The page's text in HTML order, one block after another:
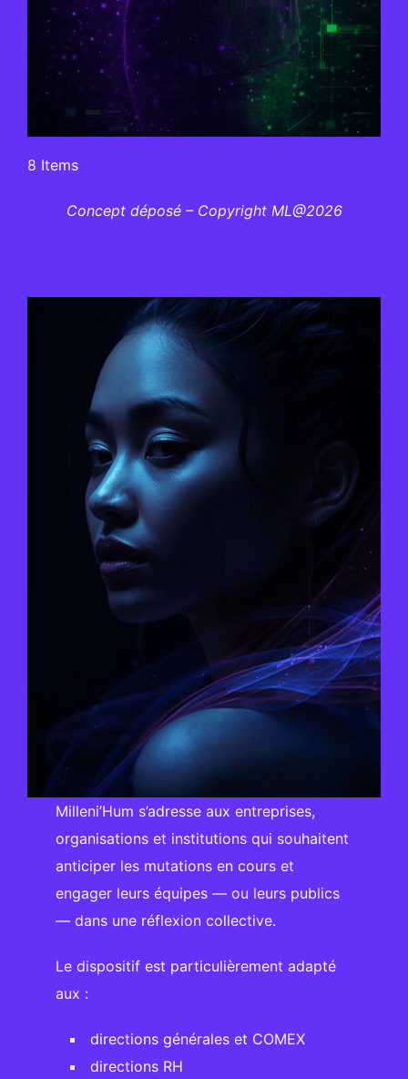
8 Items
Concept déposé – Copyright ML@2026
Milleni’Hum s’adresse aux entreprises,
organisations et institutions qui souhaitent
anticiper les mutations en cours et
engager leurs équipes — ou leurs publics
— dans une réflexion collective.
Le dispositif est particulièrement adapté
aux :
directions générales et COMEX
directions RH